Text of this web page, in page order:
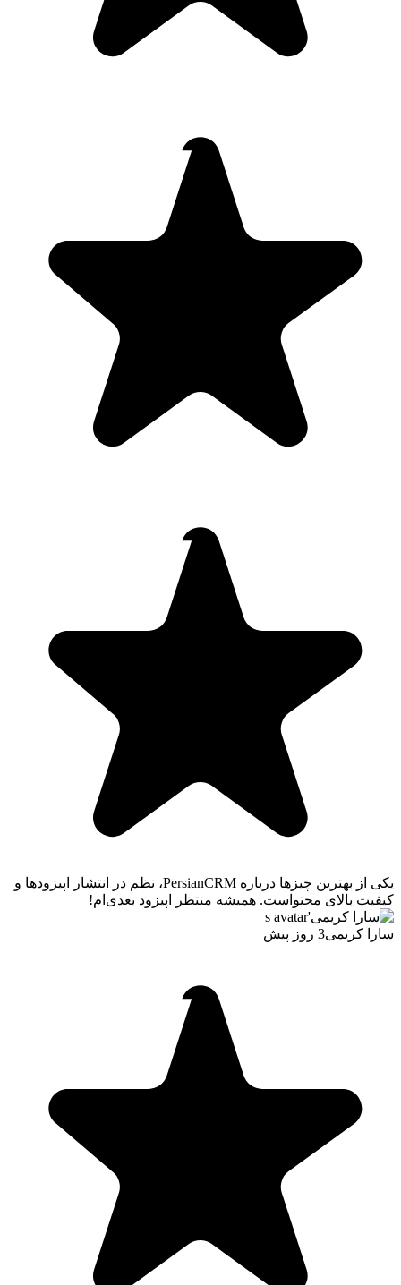
یکی از بهترین چیزها درباره PersianCRM، نظم در انتشار اپیزودها و
کیفیت بالای محتواست. همیشه منتظر اپیزود بعدی‌ام!
سارا کریمی3 روز پیش